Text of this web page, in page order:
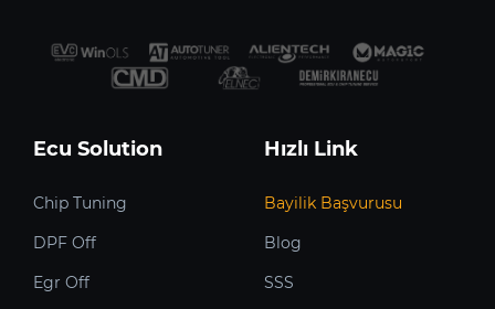
Ecu Solution
Chip Tuning
DPF Off
Egr Off
Hızlı Link
Bayilik Başvurusu
Blog
SSS